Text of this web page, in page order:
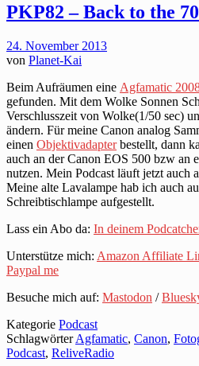
PKP82 – Back to the
24. November 2013
von Planet-Kai
Beim Aufräumen eine Agfamatic
gefunden. Mit dem Wolke Sonnen
Verschlusszeit von Wolke(1/50 sec)
ändern. Für meine Canon analog
einen Objektivadapterbestellt, dann
auch an der Canon EOS 500 bzw an
nutzen. Mein Podcast läuft jetzt auch
Meine alte Lavalampe hab ich auch
Schreibtischlampe aufgestellt.
Lass ein Abo da: In deinem
Unterstütze mich: Amazon Affiliate
Paypal me
Besuche mich auf: Mastodon /
Kategorie Podcast
SchlagwörterAgfamatic, Canon,
Podcast, ReliveRadio